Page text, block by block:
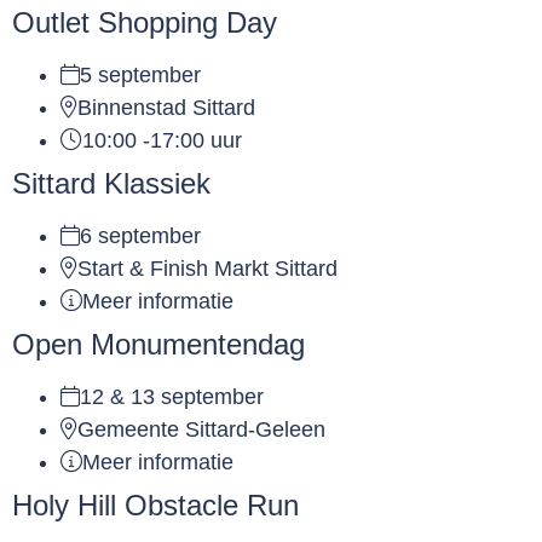
Outlet Shopping Day
5 september
Binnenstad Sittard
10:00 -17:00 uur
Sittard Klassiek
6 september
Start & Finish Markt Sittard
Meer informatie
Open Monumentendag
12 & 13 september
Gemeente Sittard-Geleen
Meer informatie
Holy Hill Obstacle Run